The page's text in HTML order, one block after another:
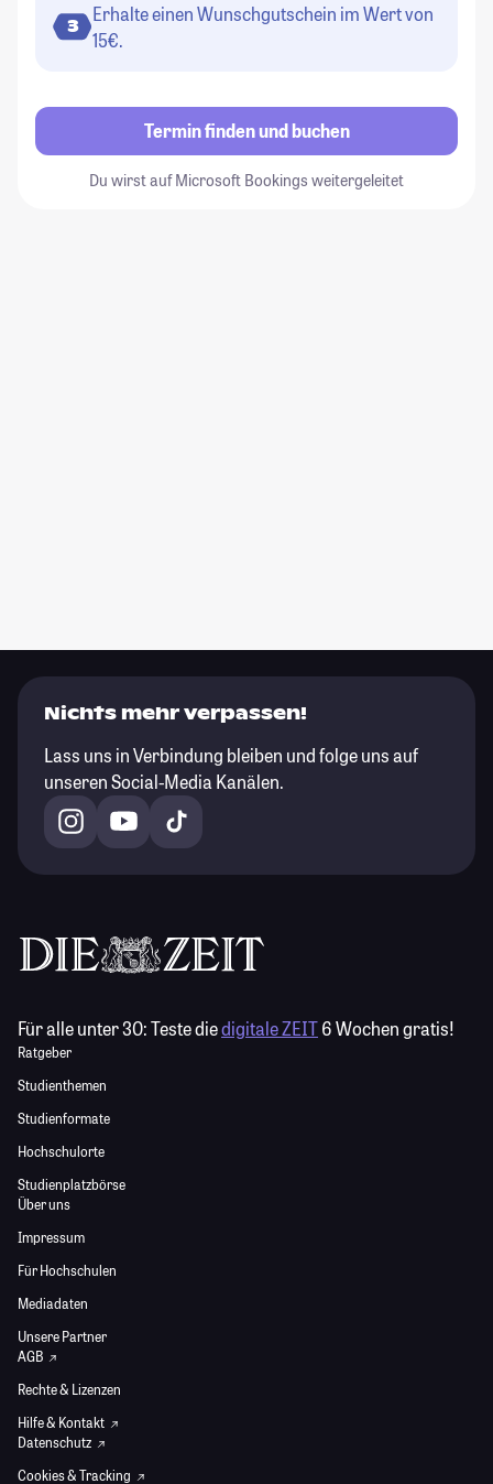
3
Erhalte einen Wunschgutschein im Wert von
15€.
Termin finden und buchen
Du wirst auf Microsoft Bookings weitergeleitet
Nichts mehr verpassen!
Lass uns in Verbindung bleiben und folge uns auf
unseren Social-Media Kanälen.
Für alle unter 30:Teste diedigitale ZEIT6 Wochen gratis!
Ratgeber
Studienthemen
Studienformate
Hochschulorte
Studienplatzbörse
Über uns
Impressum
Für Hochschulen
Mediadaten
Unsere Partner
AGB
Rechte & Lizenzen
Hilfe & Kontakt
Datenschutz
Cookies & Tracking